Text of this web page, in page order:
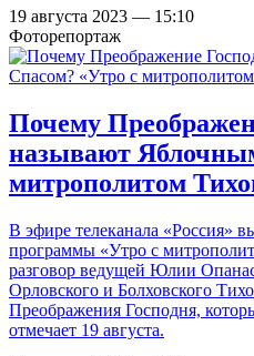
19 августа 2023 — 15:10
Фоторепортаж
Почему
называют
митрополитом
В эфире телеканала «Россия»
программы «Утро с
разговор ведущей Юлии
Орловского и Болховского
Преображения Господня,
отмечает 19 августа.